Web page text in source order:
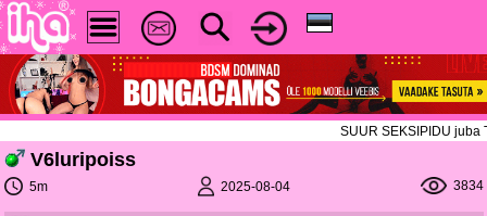
SUUR SEKSIPIDU juba
V6luripoiss
5m 2025-08-04 3834